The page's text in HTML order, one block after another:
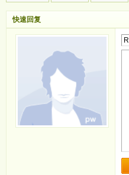
快速回复